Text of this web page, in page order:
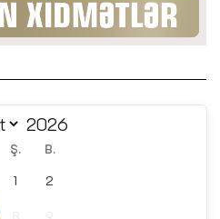
Ş. B.
1 2